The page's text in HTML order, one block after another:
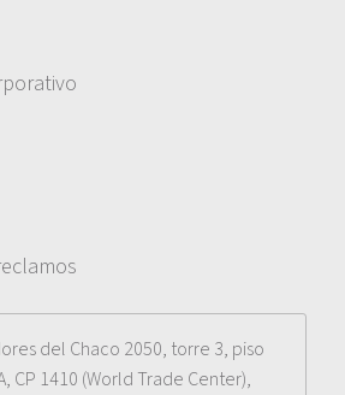
del Chaco 2050, torre 3, piso
CP 1410 (World Trade Center),